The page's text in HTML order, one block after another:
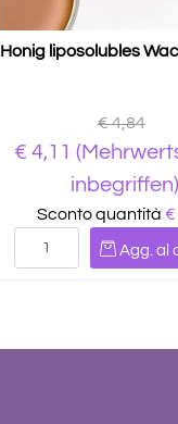
Honig liposolubles
€ 4,84
€ 4,11
inbegriffen)
Sconto quantità €
Quantità
Agg. al